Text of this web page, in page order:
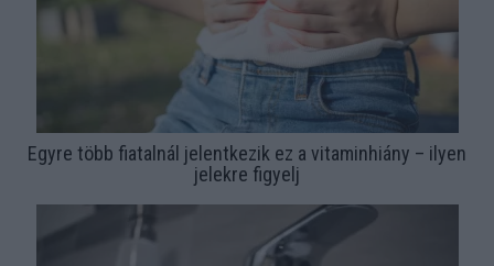
Egyre több fiatalnál jelentkezik ez a vitaminhiány – ilyen
jelekre figyelj